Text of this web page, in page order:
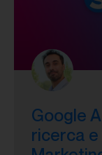
Google
ricerca